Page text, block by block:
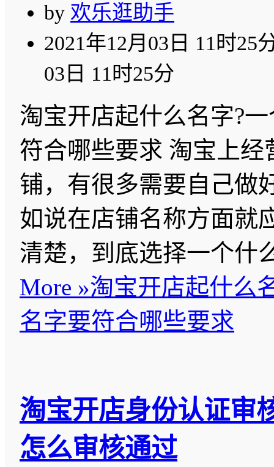
by 欢乐逛助手
2021年12月03日 11时25
03日 11时25分
淘宝开店起什么名字?
符合哪些要求 淘宝上经
铺，有很多需要自己做
如说在店铺名称方面就
清楚，到底选择一个
More »淘宝开店起什么
名字要符合哪些要求
淘宝开店身份认证审
怎么审核通过